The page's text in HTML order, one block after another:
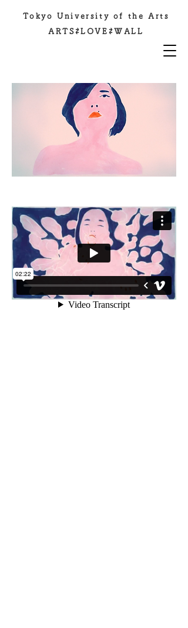
Tokyo University of the Arts
ARTS⇄LOVE⇄WALL